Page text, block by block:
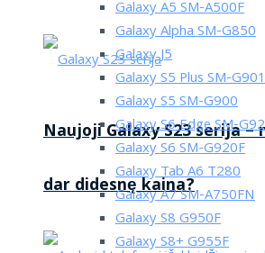
Naujoji Galaxy S23 serija
dar didesnę kaina?
Galaxy A5 SM-A500F
Galaxy Alpha SM-G850
Galaxy J5
Galaxy S5 Plus SM-
Galaxy S5 SM-G900
Galaxy S6 Edge SM-
Galaxy S6 SM-G920F
Galaxy Tab A6 T280
Galaxy A7 SM-A750FN
Galaxy S8 G950F
Galaxy S8+ G955F